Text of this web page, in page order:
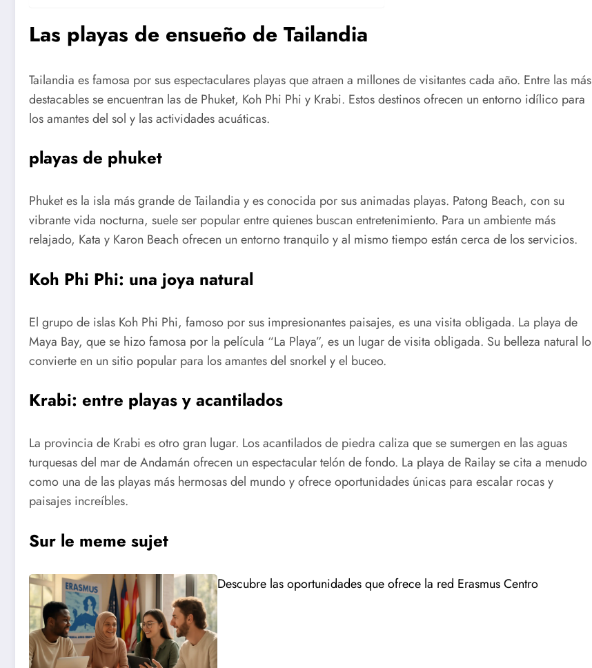
Las playas de ensueño de Tailandia
Tailandia es famosa por sus espectaculares playas que atraen a millones de visitantes cada año. Entre las más
destacables se encuentran las de Phuket, Koh Phi Phi y Krabi. Estos destinos ofrecen un entorno idílico para
los amantes del sol y las actividades acuáticas.
playas de phuket
Phuket es la isla más grande de Tailandia y es conocida por sus animadas playas. Patong Beach, con su
vibrante vida nocturna, suele ser popular entre quienes buscan entretenimiento. Para un ambiente más
relajado, Kata y Karon Beach ofrecen un entorno tranquilo y al mismo tiempo están cerca de los servicios.
Koh Phi Phi: una joya natural
El grupo de islas Koh Phi Phi, famoso por sus impresionantes paisajes, es una visita obligada. La playa de
Maya Bay, que se hizo famosa por la película “La Playa”, es un lugar de visita obligada. Su belleza natural lo
convierte en un sitio popular para los amantes del snorkel y el buceo.
Krabi: entre playas y acantilados
La provincia de Krabi es otro gran lugar. Los acantilados de piedra caliza que se sumergen en las aguas
turquesas del mar de Andamán ofrecen un espectacular telón de fondo. La playa de Railay se cita a menudo
como una de las playas más hermosas del mundo y ofrece oportunidades únicas para escalar rocas y
paisajes increíbles.
Sur le meme sujet
Descubre las oportunidades que ofrece la red Erasmus Centro